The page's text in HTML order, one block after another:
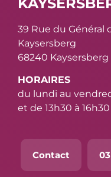
39 Rue du Général
Kaysersberg
68240
HORAIRES
du lundi au
et de 13h30 à 16h30
Contact 03